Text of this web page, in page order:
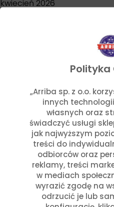
Polityka
„Arriba sp. z o.o.
innych
własnych oraz
świadczyć usługi
jak najwyższym
treści do
odbiorców oraz
reklamy, treści
w mediach
wyrazić zgodę na
odrzucić je lub
kwiecień 2026
czerwiec 2025
marzec 2025
styczeń 2025
Kategorie
Aktualności w Arribie(7)
Aktualności z Meksyku(7)
Ciekawostki Turystyczne(4)